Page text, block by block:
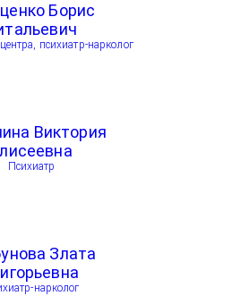
Борис
психиатр-нарколог
Виктория
Психиатр
Злата
нарколог